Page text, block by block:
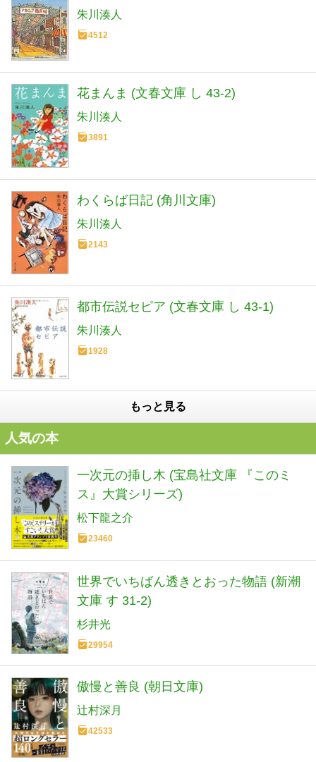
朱川湊人
4512
花まんま (文春文庫 し 43-2)
朱川湊人
3891
わくらば日記 (角川文庫)
朱川湊人
2143
都市伝説セピア (文春文庫 し 43-1)
朱川湊人
1928
もっと見る
人気の本
一次元の挿し木 (宝島社文庫 『このミ
ス』大賞シリーズ)
松下龍之介
23460
世界でいちばん透きとおった物語 (新潮
文庫 す 31-2)
杉井光
29954
傲慢と善良 (朝日文庫)
辻村深月
42533